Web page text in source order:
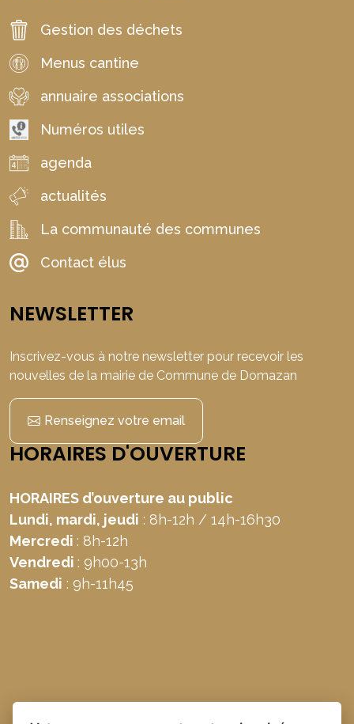
Gestion des déchets
Menus cantine
annuaire associations
Numéros utiles
agenda
actualités
La communauté des communes
Contact élus
NEWSLETTER
Inscrivez-vous à notre newsletter pour recevoir les
nouvelles de la mairie de Commune de Domazan
Renseignez votre email
HORAIRES D'OUVERTURE
HORAIRES d’ouverture au public
Lundi, mardi, jeudi : 8h-12h / 14h-16h30
Mercredi : 8h-12h
Vendredi : 9h00-13h
Samedi : 9h-11h45